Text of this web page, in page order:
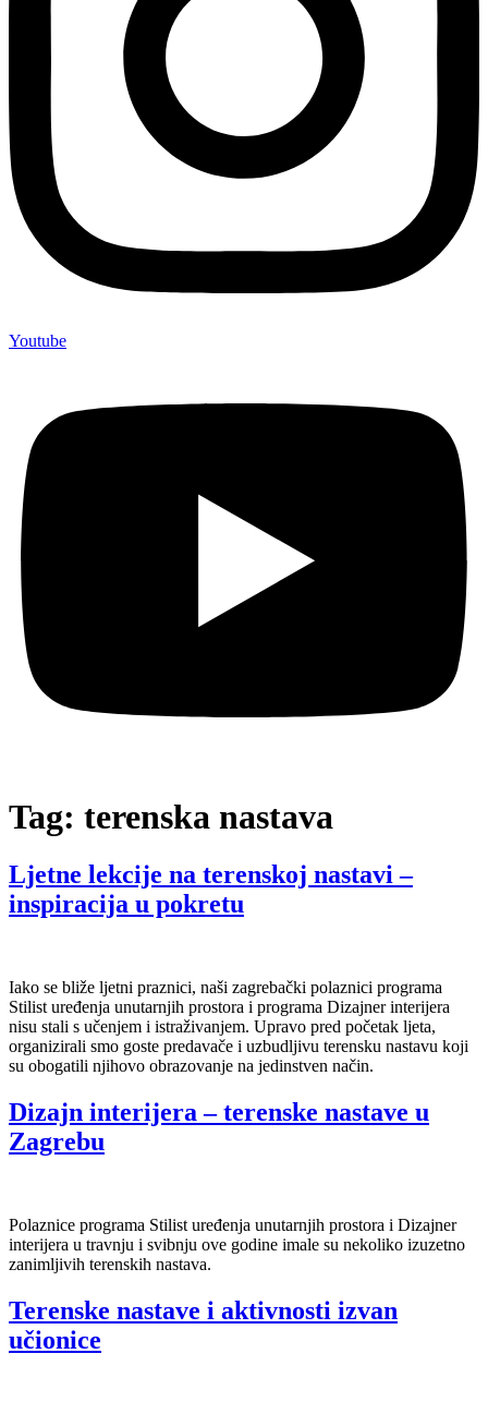
Youtube
Tag: terenska nastava
Ljetne lekcije na terenskoj nastavi –
inspiracija u pokretu
Iako se bliže ljetni praznici, naši zagrebački polaznici programa
Stilist uređenja unutarnjih prostora i programa Dizajner interijera
nisu stali s učenjem i istraživanjem. Upravo pred početak ljeta,
organizirali smo goste predavače i uzbudljivu terensku nastavu koji
su obogatili njihovo obrazovanje na jedinstven način.
Dizajn interijera – terenske nastave u
Zagrebu
Polaznice programa Stilist uređenja unutarnjih prostora i Dizajner
interijera u travnju i svibnju ove godine imale su nekoliko izuzetno
zanimljivih terenskih nastava.
Terenske nastave i aktivnosti izvan
učionice